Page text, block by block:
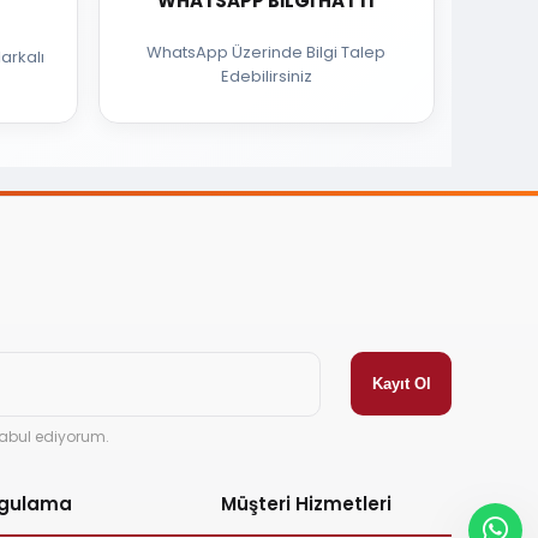
WhatsApp Üzerinde Bilgi Talep
Edebilirsiniz
ediyorum.
Müşteri Hizmetleri